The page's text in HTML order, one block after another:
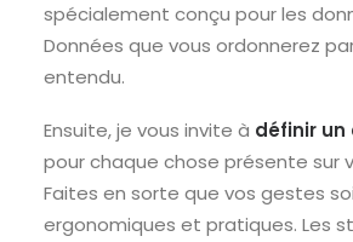
spécialement conçu pour les
Données que vous ordonnerez
entendu.
Ensuite, je vous invite à définir
pour chaque chose présente sur
Faites en sorte que vos gestes
ergonomiques et pratiques. Les